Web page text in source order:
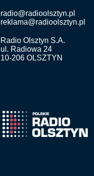
radio@radioolsztyn.pl
reklama@radioolsztyn.pl
Radio Olsztyn S.A.
ul. Radiowa 24
10-206 OLSZTYN